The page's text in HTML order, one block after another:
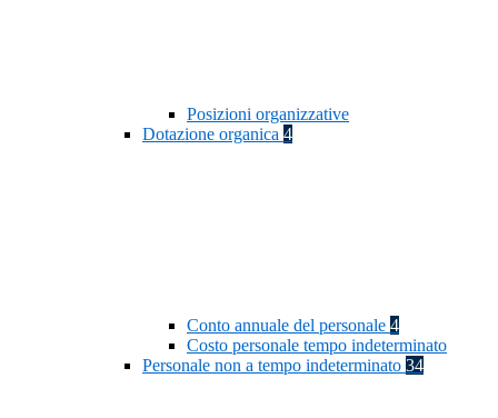
Posizioni organizzative
Dotazione organica 4
Conto annuale del personale 4
Costo personale tempo indeterminato
Personale non a tempo indeterminato 34